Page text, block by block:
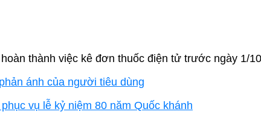
thành việc kê đơn thuốc điện tử trước ngày 1/
ánh của người tiêu dùng
vụ lễ kỷ niệm 80 năm Quốc khánh